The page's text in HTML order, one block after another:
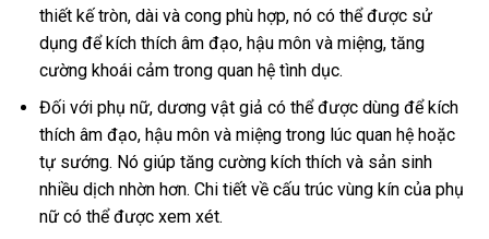
thiết kế tròn, dài và cong phù hợp, nó có thể được sử
dụng để kích thích âm đạo, hậu môn và miệng, tăng
cường khoái cảm trong quan hệ tình dục.
Đối với phụ nữ, dương vật giả có thể được dùng để kích
thích âm đạo, hậu môn và miệng trong lúc quan hệ hoặc
tự sướng. Nó giúp tăng cường kích thích và sản sinh
nhiều dịch nhờn hơn. Chi tiết về cấu trúc vùng kín của phụ
nữ có thể được xem xét.